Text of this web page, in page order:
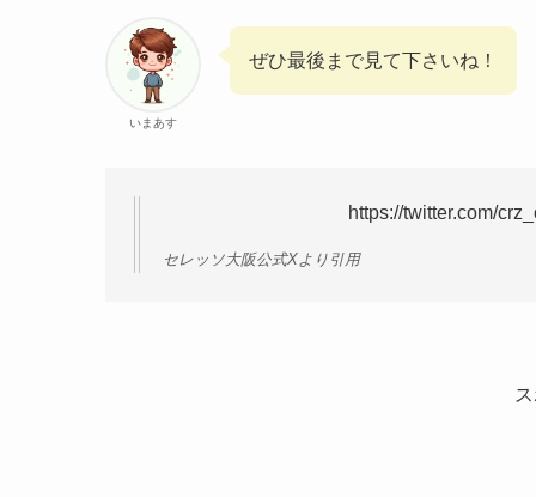
いまあす
ぜひ最後まで見て下さいね！
https://twitter.com/
セレッソ大阪公式Xより引用